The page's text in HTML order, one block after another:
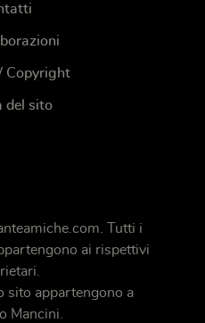
/ Copyright
del sito
. Tutti i
ai rispettivi
sito appartengono a
Mancini.